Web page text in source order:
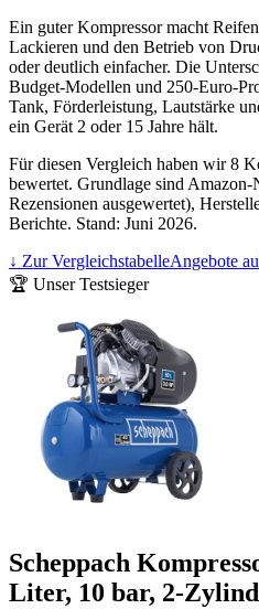
Ein guter Kompressor macht
Lackieren und den Betrieb von
oder deutlich einfacher. Die
Budget-Modellen und 250-Euro-
Tank, Förderleistung, Lautstärke
ein Gerät 2 oder 15 Jahre hält.
Für diesen Vergleich haben wir 8
bewertet. Grundlage sind
Rezensionen ausgewertet),
Berichte. Stand: Juni 2026.
↓ Zur VergleichstabelleAngebote
🏆 Unser Testsieger
Scheppach
Liter, 10 bar, 2-